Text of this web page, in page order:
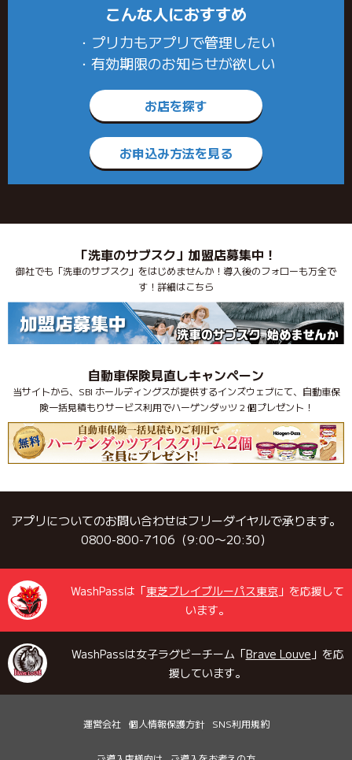
こんな人におすすめ
・プリカもアプリで管理したい
・有効期限のお知らせが欲しい
お店を探す
お申込み方法を見る
「洗車のサブスク」加盟店募集中！
御社でも「洗車のサブスク」をはじめませんか！導入後のフォローも万全で
す！詳細はこちら
自動車保険見直しキャンペーン
当サイトから、SBI ホールディングスが提供するインズウェブにて、自動車保
険一括見積もりサービス利用でハーゲンダッツ 2 個プレゼント！
アプリについてのお問い合わせはフリーダイヤルで承ります。
0800-800-7106（9:00〜20:30）
WashPassは「東芝ブレイブルーパス東京 」を応援して
います。
WashPassは女子ラグビーチーム「Brave Louve 」を応
援しています。
運営会社 個人情報保護方針 SNS利用規約